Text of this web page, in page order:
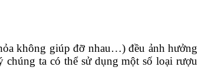
không giúp đỡ nhau…) đều ảnh hưởng
ta có thể sử dụng một số loại rượu